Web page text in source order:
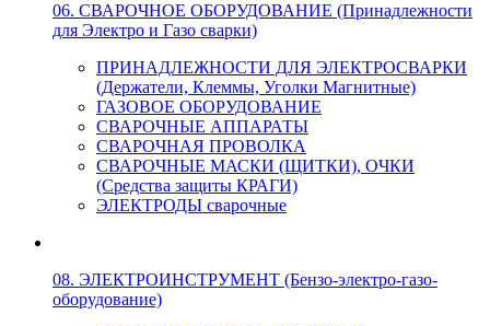
06. СВАРОЧНОЕ ОБОРУДОВАНИЕ (Принадлежности
для Электро и Газо сварки)
ПРИНАДЛЕЖНОСТИ ДЛЯ ЭЛЕКТРОСВАРКИ
(Держатели, Клеммы, Уголки Магнитные)
ГАЗОВОЕ ОБОРУДОВАНИЕ
СВАРОЧНЫЕ АППАРАТЫ
СВАРОЧНАЯ ПРОВОЛКА
СВАРОЧНЫЕ МАСКИ (ЩИТКИ), ОЧКИ
(Средства защиты КРАГИ)
ЭЛЕКТРОДЫ сварочные
08. ЭЛЕКТРОИНСТРУМЕНТ (Бензо-электро-газо-
оборудование)